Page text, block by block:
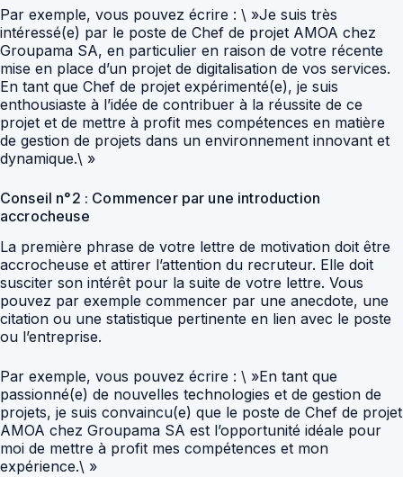
Par exemple, vous pouvez écrire : \ »Je suis très
intéressé(e) par le poste de Chef de projet AMOA chez
Groupama SA, en particulier en raison de votre récente
mise en place d’un projet de digitalisation de vos services.
En tant que Chef de projet expérimenté(e), je suis
enthousiaste à l’idée de contribuer à la réussite de ce
projet et de mettre à profit mes compétences en matière
de gestion de projets dans un environnement innovant et
dynamique.\ »
Conseil n°2 : Commencer par une introduction
accrocheuse
La première phrase de votre lettre de motivation doit être
accrocheuse et attirer l’attention du recruteur. Elle doit
susciter son intérêt pour la suite de votre lettre. Vous
pouvez par exemple commencer par une anecdote, une
citation ou une statistique pertinente en lien avec le poste
ou l’entreprise.
Par exemple, vous pouvez écrire : \ »En tant que
passionné(e) de nouvelles technologies et de gestion de
projets, je suis convaincu(e) que le poste de Chef de projet
AMOA chez Groupama SA est l’opportunité idéale pour
moi de mettre à profit mes compétences et mon
expérience.\ »